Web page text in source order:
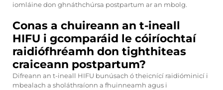
iomláine don ghnáthchúrsa postpartum ar an mbolg.
Conas a chuireann an t-ineall
HIFU i gcomparáid le cóiríochtaí
raidiófhréamh don tighthiteas
craiceann postpartum?
Difreann an t-ineall HIFU bunúsach ó theicnící raidióminicí i
mbealach a sholáthraíonn a fhuinneamh agus i